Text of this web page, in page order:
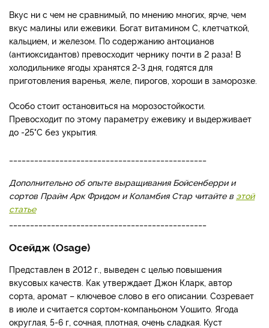
Вкус ни с чем не сравнимый, по мнению многих, ярче, чем
вкус малины или ежевики. Богат витамином С, клетчаткой,
кальцием, и железом. По содержанию антоцианов
(антиоксидантов) превосходит чернику почти в 2 раза! В
холодильнике ягоды хранятся 2-3 дня, годятся для
приготовления варенья, желе, пирогов, хороши в заморозке.
Особо стоит остановиться на морозостойкости.
Превосходит по этому параметру ежевику и выдерживает
до -25°С без укрытия.
Дополнительно об опыте выращивания Бойсенберри и
сортов Прайм Арк Фридом и Коламбия Стар читайте в этой
статье
Осейдж (Osage)
Представлен в 2012 г., выведен с целью повышения
вкусовых качеств. Как утверждает Джон Кларк, автор
сорта, аромат – ключевое слово в его описании. Созревает
в июле и считается сортом-компаньоном Уошито. Ягода
округлая, 5-6 г, сочная, плотная, очень сладкая. Куст